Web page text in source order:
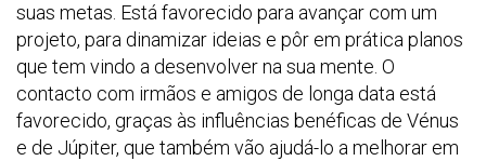
suas metas. Está favorecido para avançar com um
projeto, para dinamizar ideias e pôr em prática planos
que tem vindo a desenvolver na sua mente. O
contacto com irmãos e amigos de longa data está
favorecido, graças às influências benéficas de Vénus
e de Júpiter, que também vão ajudá-lo a melhorar em